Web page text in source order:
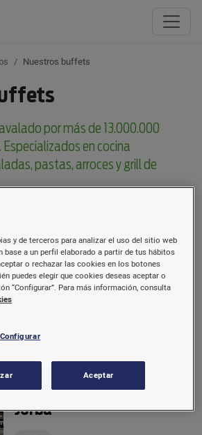
Nuestros buffets
por más de 13.000.000
en cocina
pastas, arroces y grill de
Lleida
Barcelona
Jorba
y de terceros para analizar el uso del sitio web
base a un perfil elaborado a partir de tus hábitos
o rechazar las cookies en los botones
puedes elegir que cookies deseas aceptar o
“Configurar”. Para más información, consulta
Configurar
Aceptar